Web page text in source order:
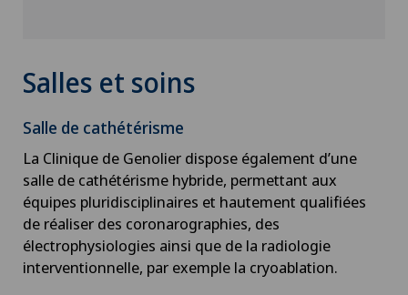
Salles et soins
Salle de cathétérisme
La Clinique de Genolier dispose également d’une
salle de cathétérisme hybride, permettant aux
équipes pluridisciplinaires et hautement qualifiées
de réaliser des coronarographies, des
électrophysiologies ainsi que de la radiologie
interventionnelle, par exemple la cryoablation.